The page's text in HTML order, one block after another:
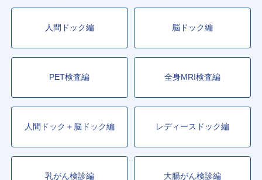
人間ドック編 脳ドック編
PET検査編 全身MRI検査編
人間ドック＋脳ドック編 レディースドック編
乳がん検診編 大腸がん検診編